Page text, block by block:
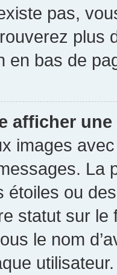
pas,
plus
en bas de
afficher
images
La
étoiles ou
statut sur
le nom
utilisateur.